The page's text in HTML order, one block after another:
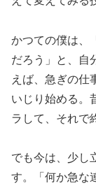
かつての僕は、
だろう」と、自
えば、急ぎの仕
いじり始める。
ラして、それで
でも今は、少し
す。「何か急な